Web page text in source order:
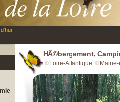
HÃ©bergement,
Loire-Atlantique